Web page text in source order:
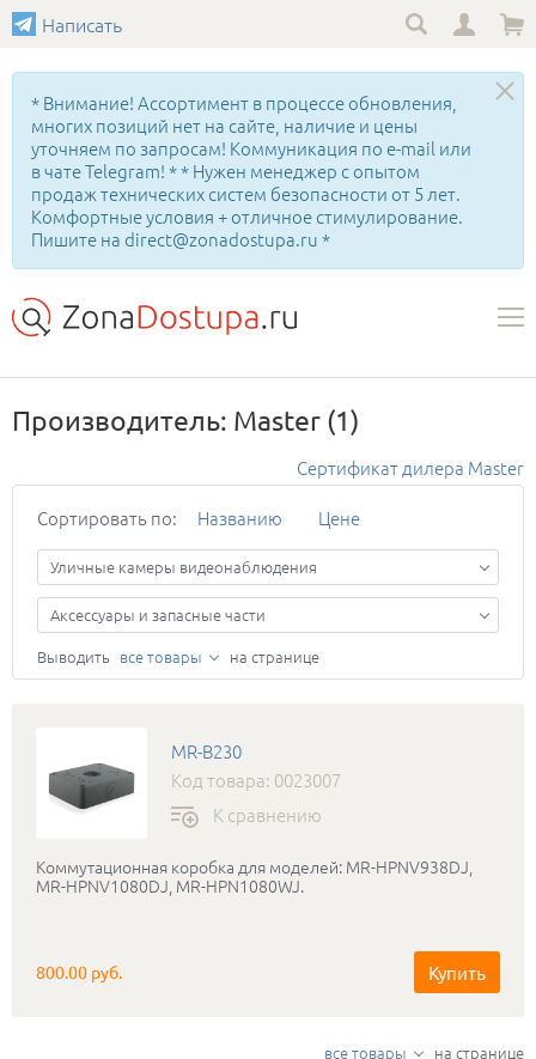
Написать
* Внимание! Ассортимент в процессе обновления,
многих позиций нет на сайте, наличие и цены
уточняем по запросам! Коммуникация по e-mail или
в чате Telegram! * * Нужен менеджер с опытом
продаж технических систем безопасности от 5 лет.
Комфортные условия + отличное стимулирование.
Пишите на direct@zonadostupa.ru *
Производитель: Master (1)
Сертификат дилера Master
Сортировать по:
Названию Цене
Уличные камеры видеонаблюдения
Аксессуары и запасные части
Выводить все товары на странице
MR-B230
Код товара: 0023007
К сравнению
Коммутационная коробка для моделей: MR-HPNV938DJ,
MR-HPNV1080DJ, MR-HPN1080WJ.
800.00 руб. Купить
все товары на странице